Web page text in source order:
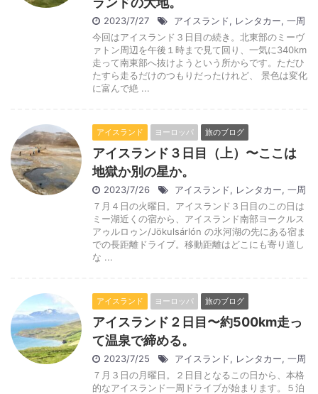
2023/7/27 アイスランド, レンタカー, 一周
今回はアイスランド３日目の続き。北東部のミーヴ
ァトン周辺を午後１時まで見て回り、一気に340km
走って南東部へ抜けようという所からです。ただひ
たすら走るだけのつもりだったけれど、 景色は変化
に富んで絶 ...
アイスランド ヨーロッパ 旅のブログ
アイスランド３日目（上）〜ここは
地獄か別の星か。
2023/7/26 アイスランド, レンタカー, 一周
７月４日の火曜日。アイスランド３日目のこの日は
ミー湖近くの宿から、アイスランド南部ヨークルス
アゥルロゥン/Jökulsárlón の氷河湖の先にある宿ま
での長距離ドライブ。移動距離はどこにも寄り道し
な ...
アイスランド ヨーロッパ 旅のブログ
アイスランド２日目〜約500km走っ
て温泉で締める。
2023/7/25 アイスランド, レンタカー, 一周
７月３日の月曜日。２日目となるこの日から、本格
的なアイスランド一周ドライブが始まります。５泊